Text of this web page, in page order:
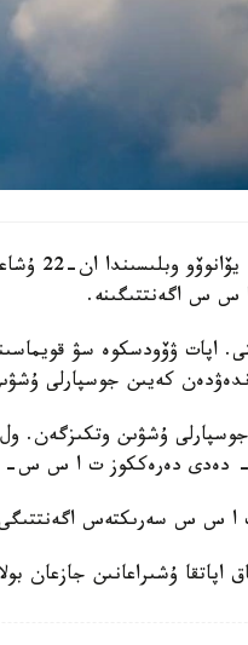
- الدىن
س س اگەنتتىگىنە.
اپات ۋۆودسكوە سۋ
ۇشۋىن وتكىزگەن. ول
- دەدى دەرەككوز ت ا س س-
اپاتقا ۇشىراعانىن جازعان